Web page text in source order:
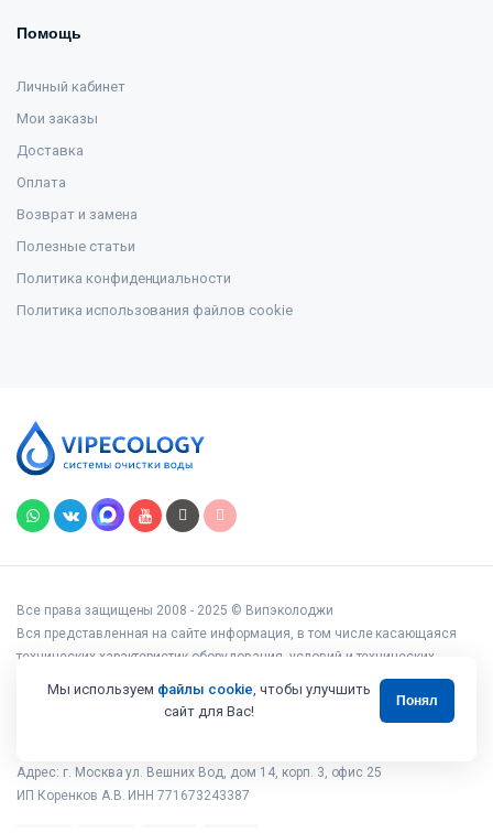
Помощь
Личный кабинет
Мои заказы
Доставка
Оплата
Возврат и замена
Полезные статьи
Политика конфиденциальности
Политика использования файлов cookie
Все права защищены 2008 - 2025 © Випэколоджи
Вся представленная на сайте информация, в том числе касающаяся
технических характеристик оборудования, условий и технических
возможностей подключения, наличия на складе, стоимости товаров и
услуг, носит информационный характер и ни при каких условиях не
является публичной офертой, определяемой положениями статьи 437
Адрес: г. Москва ул. Вешних Вод, дом 14, корп. 3, офис 25
ИП Коренков А.В. ИНН 771673243387
Мы используем файлы cookie, чтобы улучшить
сайт для Вас!
Понял